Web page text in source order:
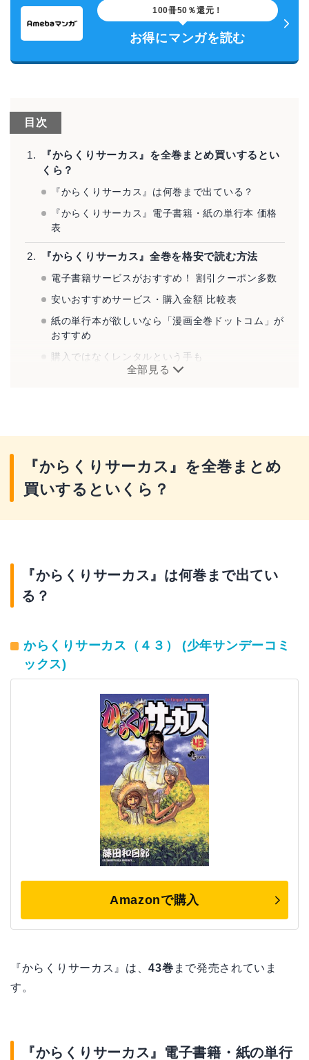
100冊50％還元！
お得にマンガを読む
目次
『からくりサーカス』を全巻まとめ買いするとい
くら？
『からくりサーカス』は何巻まで出ている？
『からくりサーカス』電子書籍・紙の単行本 価格
表
『からくりサーカス』全巻を格安で読む方法
電子書籍サービスがおすすめ！ 割引クーポン多数
安いおすすめサービス・購入金額 比較表
紙の単行本が欲しいなら「漫画全巻ドットコム」が
おすすめ
購入ではなくレンタルという手も
全部見る
『からくりサーカス』を全巻まとめ
買いするといくら？
『からくりサーカス』は何巻まで出てい
る？
からくりサーカス（４３） (少年サンデーコミ
ックス)
Amazonで購入
『からくりサーカス』は、43巻 まで発売されていま
す。
『からくりサーカス』電子書籍・紙の単行